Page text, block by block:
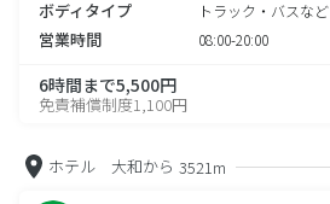
ボディタイプ トラック・バスなど
営業時間 08:00-20:00
6時間まで5,500円
免責補償制度1,100円
ホテル 大和から 3521m